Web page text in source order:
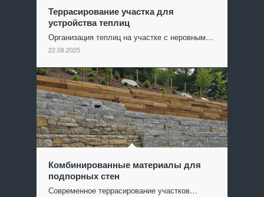
Террасирование участка для
устройства теплиц
Организация теплиц на участке с неровным…
22.08.2025
Комбинированные материалы для
подпорных стен
Современное террасирование участков…